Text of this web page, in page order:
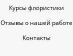
Курсы флористики
Отзывы о нашей работе
Контакты